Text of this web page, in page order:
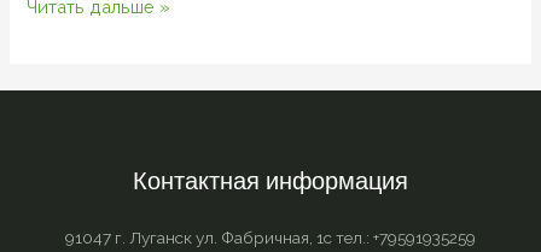
Читать дальше »
Контактная информация
91047 г. Луганск ул. Фабричная, 1с тел.: +79591935259